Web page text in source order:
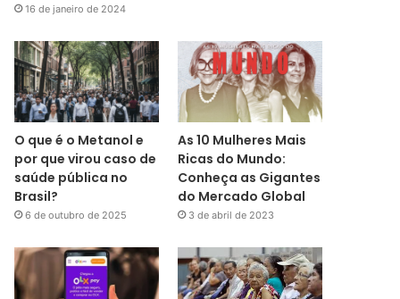
16 de janeiro de 2024
O que é o Metanol e
por que virou caso de
saúde pública no
Brasil?
6 de outubro de 2025
As 10 Mulheres Mais
Ricas do Mundo:
Conheça as Gigantes
do Mercado Global
3 de abril de 2023